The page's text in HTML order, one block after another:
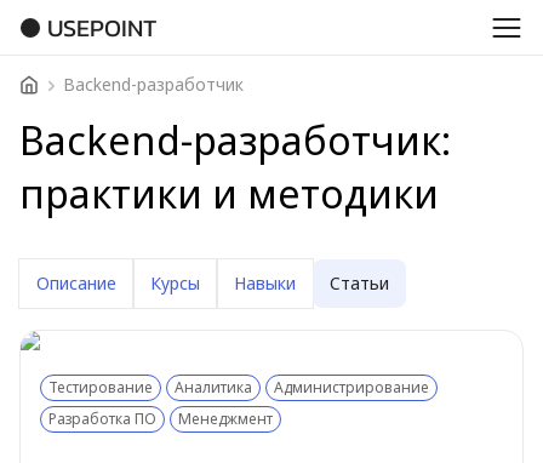
USEPOINT
Backend-разработчик
Backend-разработчик:
практики и методики
Описание Курсы Навыки Статьи
Тестирование Аналитика
Администрирование
Разработка ПО
Менеджмент